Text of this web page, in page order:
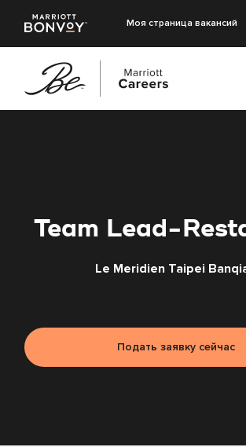
Моя страница вакансий
Team Lead-
Le Meridien Taipei
Подать заявку сейчас